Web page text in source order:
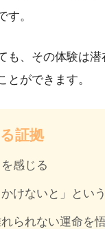
す。
も、その体験は
とができます。
証拠
感じる
けないと」とい
られない運命を